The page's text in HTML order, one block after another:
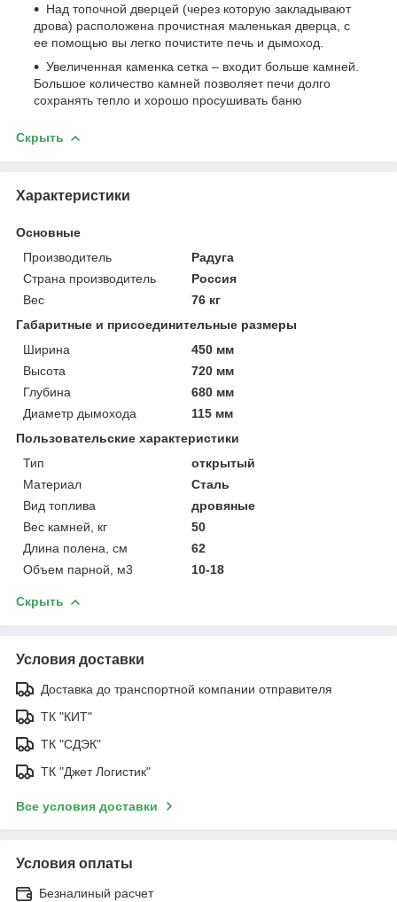
Над топочной дверцей (через которую закладывают
дрова) расположена прочистная маленькая дверца, с
ее помощью вы легко почистите печь и дымоход.
Увеличенная каменка сетка – входит больше камней.
Большое количество камней позволяет печи долго
сохранять тепло и хорошо просушивать баню
Скрыть
Характеристики
Основные
Производитель
Радуга
Страна производитель
Россия
Вес
76 кг
Габаритные и присоединительные размеры
Ширина
450 мм
Высота
720 мм
Глубина
680 мм
Диаметр дымохода
115 мм
Пользовательские характеристики
Тип
открытый
Материал
Сталь
Вид топлива
дровяные
Вес камней, кг
50
Длина полена, см
62
Объем парной, м3
10-18
Скрыть
Условия доставки
Доставка до транспортной компании отправителя
ТК "КИТ"
ТК "СДЭК"
ТК "Джет Логистик"
Все условия доставки
Условия оплаты
Безналиный расчет